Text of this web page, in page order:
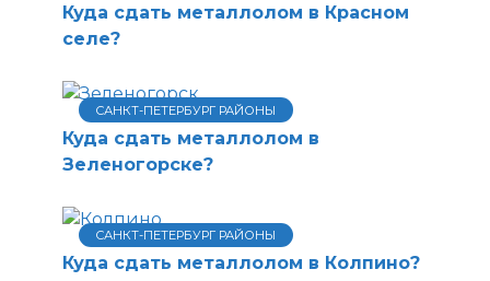
Куда сдать металлолом в Красном
селе?
САНКТ-ПЕТЕРБУРГ РАЙОНЫ
Куда сдать металлолом в
Зеленогорске?
САНКТ-ПЕТЕРБУРГ РАЙОНЫ
Куда сдать металлолом в Колпино?